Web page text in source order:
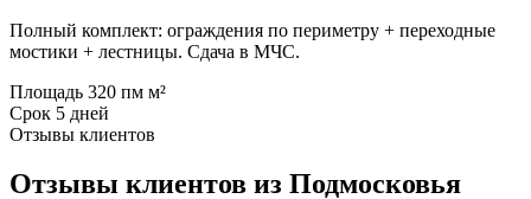
Полный комплект: ограждения по периметру + переходные
мостики + лестницы. Сдача в МЧС.
Площадь 320 пм м²
Срок 5 дней
Отзывы клиентов
Отзывы клиентов из Подмосковья